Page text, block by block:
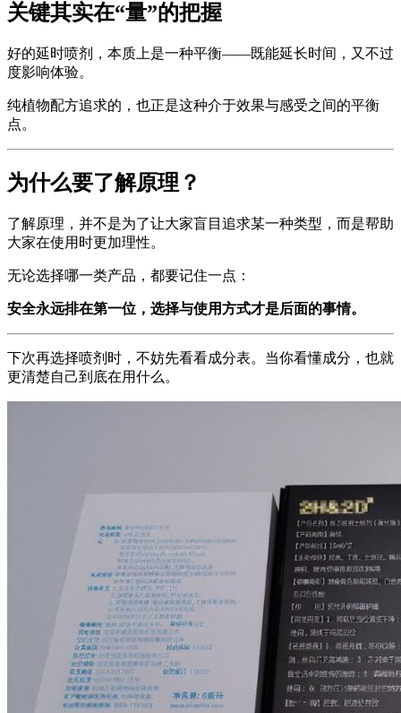
关键其实在“量”的把握
好的延时喷剂，本质上是一种平衡——既能延长时间，又不过
度影响体验。
纯植物配方追求的，也正是这种介于效果与感受之间的平衡
点。
为什么要了解原理？
了解原理，并不是为了让大家盲目追求某一种类型，而是帮助
大家在使用时更加理性。
无论选择哪一类产品，都要记住一点：
安全永远排在第一位，选择与使用方式才是后面的事情。
下次再选择喷剂时，不妨先看看成分表。当你看懂成分，也就
更清楚自己到底在用什么。